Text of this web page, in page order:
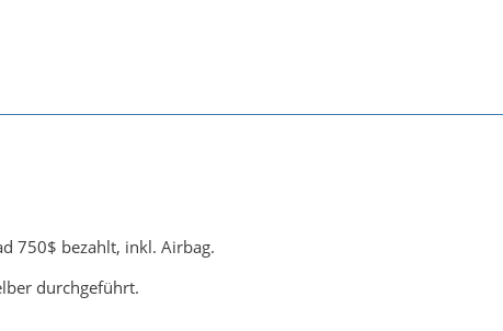
750$ bezahlt, inkl. Airbag.
durchgeführt.